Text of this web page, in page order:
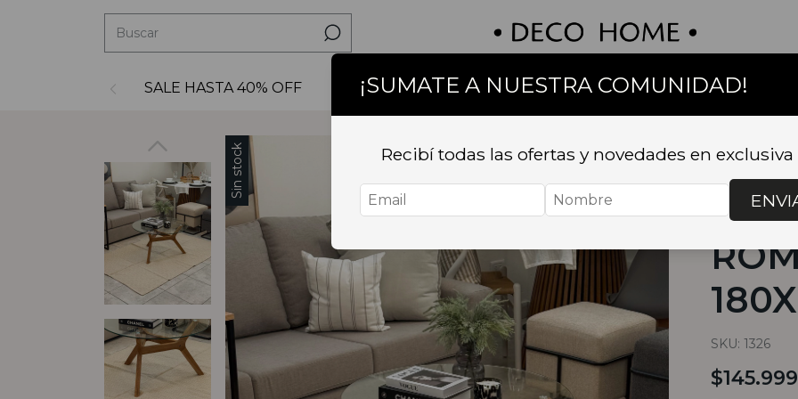
SALE HASTA 40% OFF Decoracion Textil Bazar Baño Muebles Sillas y
Sin stock Inicio .
SKU: 1326
$145.999
¡SUMATE A NUESTRA COMUNIDAD!
Recibí todas las ofertas y novedades en exclusiva